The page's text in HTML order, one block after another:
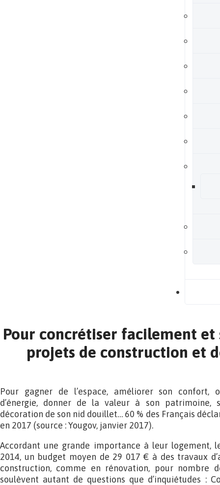
Pour concrétiser facilement et
projets de construction et
Pour gagner de l’espace, améliorer son confort,
d’énergie, donner de la valeur à son patrimoine,
décoration de son nid douillet… 60 % des Français
en 2017 (source : Yougov, janvier 2017).
Accordant une grande importance à leur logement,
2014, un budget moyen de 29 017 € à des travaux
construction, comme en rénovation, pour nombre
soulèvent autant de questions que d’inquiétudes :